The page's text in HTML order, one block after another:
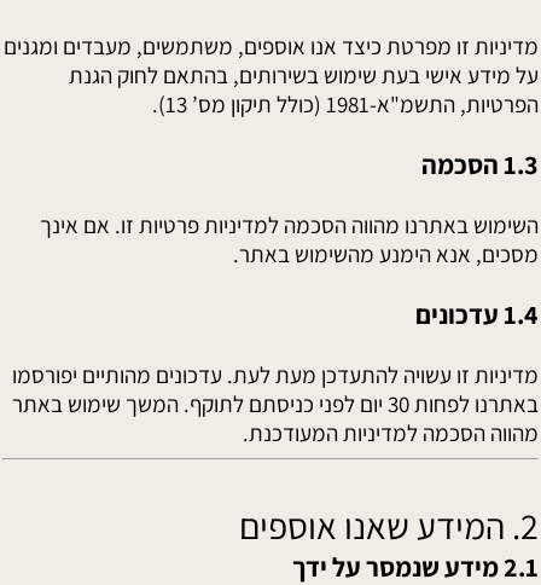
מדיניות זו מפרטת כיצד אנו אוספים, משתמשים, מעבדים ומגנים
על מידע אישי בעת שימוש בשירותים, בהתאם לחוק הגנת
הפרטיות, התשמ"א-1981 (כולל תיקון מס’ 13).
1.3 הסכמה
השימוש באתרנו מהווה הסכמה למדיניות פרטיות זו. אם אינך
מסכים, אנא הימנע מהשימוש באתר.
1.4 עדכונים
מדיניות זו עשויה להתעדכן מעת לעת. עדכונים מהותיים יפורסמו
באתרנו לפחות 30 יום לפני כניסתם לתוקף. המשך שימוש באתר
מהווה הסכמה למדיניות המעודכנת.
2. המידע שאנו אוספים
2.1 מידע שנמסר על ידך